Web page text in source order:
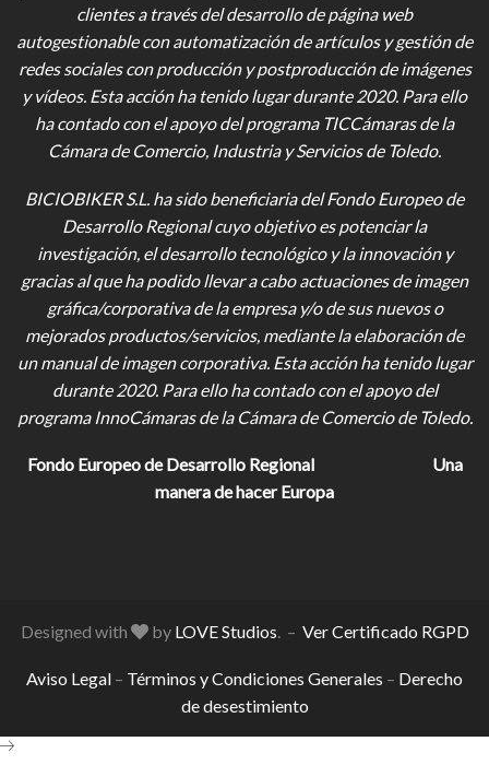
clientes a través del desarrollo de página web
autogestionable con automatización de artículos y gestión de
redes sociales con producción y postproducción de imágenes
y vídeos. Esta acción ha tenido lugar durante 2020. Para ello
ha contado con el apoyo del programa TICCámaras de la
Cámara de Comercio, Industria y Servicios de Toledo.
BICIOBIKER S.L. ha sido beneficiaria del Fondo Europeo de
Desarrollo Regional cuyo objetivo es potenciar la
investigación, el desarrollo tecnológico y la innovación y
gracias al que ha podido llevar a cabo actuaciones de imagen
gráfica/corporativa de la empresa y/o de sus nuevos o
mejorados productos/servicios, mediante la elaboración de
un manual de imagen corporativa. Esta acción ha tenido lugar
durante 2020. Para ello ha contado con el apoyo del
programa InnoCámaras de la Cámara de Comercio de Toledo.
Fondo Europeo de Desarrollo Regional
Una
manera de hacer Europa
Designed with by LOVE Studios . – Ver Certificado RGPD
Aviso Legal – Términos y Condiciones Generales – Derecho
de desestimiento